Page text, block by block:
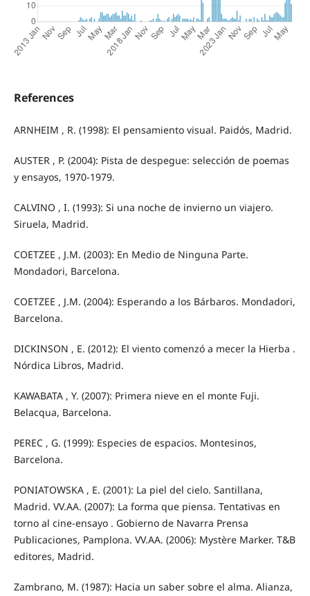
References
ARNHEIM , R. (1998): El pensamiento visual. Paidós, Madrid.
AUSTER , P. (2004): Pista de despegue: selección de poemas
y ensayos, 1970‐1979.
CALVINO , I. (1993): Si una noche de invierno un viajero.
Siruela, Madrid.
COETZEE , J.M. (2003): En Medio de Ninguna Parte.
Mondadori, Barcelona.
COETZEE , J.M. (2004): Esperando a los Bárbaros. Mondadori,
Barcelona.
DICKINSON , E. (2012): El viento comenzó a mecer la Hierba .
Nórdica Libros, Madrid.
KAWABATA , Y. (2007): Primera nieve en el monte Fuji.
Belacqua, Barcelona.
PEREC , G. (1999): Especies de espacios. Montesinos,
Barcelona.
PONIATOWSKA , E. (2001): La piel del cielo. Santillana,
Madrid. VV.AA. (2007): La forma que piensa. Tentativas en
torno al cine‐ensayo . Gobierno de Navarra Prensa
Publicaciones, Pamplona. VV.AA. (2006): Mystère Marker. T&B
editores, Madrid.
Zambrano, M. (1987): Hacia un saber sobre el alma. Alianza,